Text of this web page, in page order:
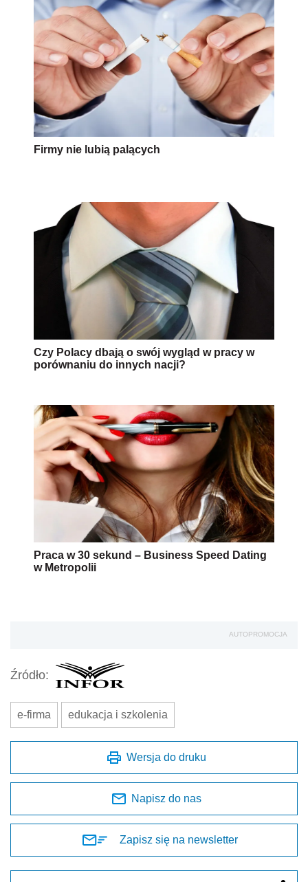
Firmy nie lubią palących
Czy Polacy dbają o swój wygląd w pracy w
porównaniu do innych nacji?
Praca w 30 sekund – Business Speed Dating
w Metropolii
AUTOPROMOCJA
Źródło:
e-firma edukacja i szkolenia
Wersja do druku
Napisz do nas
Zapisz się na newsletter